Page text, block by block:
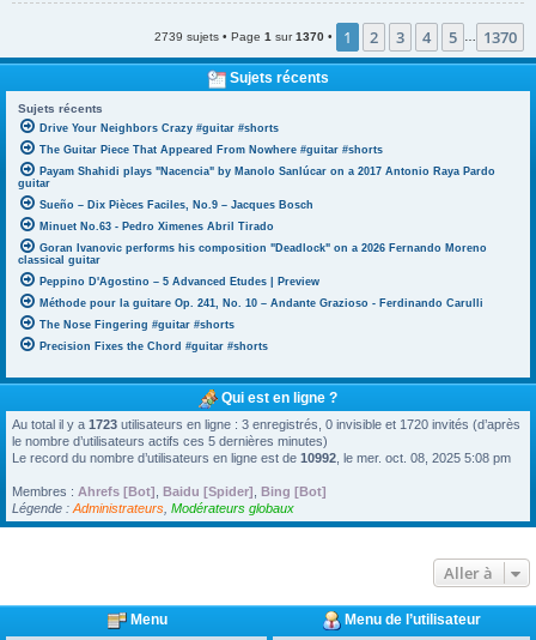
2739 sujets • Page 1 sur1370 • 1 2 3 4 5 1370
Sujets récents
Sujets récents
Drive Your Neighbors Crazy #guitar #shorts
The Guitar Piece That Appeared From Nowhere #guitar #shorts
Payam Shahidi plays "Nacencia" by Manolo Sanlúcar on a 2017 Antonio Raya Pardo
guitar
Sueño – Dix Pièces Faciles, No.9 – Jacques Bosch
Minuet No.63 - Pedro Ximenes Abril Tirado
Goran Ivanovic performs his composition "Deadlock" on a 2026 Fernando Moreno
classical guitar
Peppino D'Agostino – 5 Advanced Etudes | Preview
Méthode pour la guitare Op. 241, No. 10 – Andante Grazioso - Ferdinando Carulli
The Nose Fingering #guitar #shorts
Precision Fixes the Chord #guitar #shorts
Qui est en ligne ?
Au total il y a 1723 utilisateurs en ligne : 3 enregistrés, 0 invisible et 1720 invités (d’après
le nombre d’utilisateurs actifs ces 5 dernières minutes)
Le record du nombre d’utilisateurs en ligne est de 10992 , le mer. oct. 08, 2025 5:08 pm
Membres : Ahrefs [Bot] Baidu [Spider] Bing [Bot]
Légende : Administrateurs Modérateurs globaux
Aller à
Menu Menu de l’utilisateur